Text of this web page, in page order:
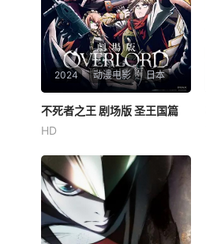
2024 动漫电影 日本
不死者之王 剧场版 圣王国篇
丸山くがねの人気ライトノベ
ルを原作とするテレビアニメ
「オーバーロード」シリーズ
の劇場版で、原作でも人気の
高い「聖王国編」のエピソー
ドをアニメ化。 &amp;nbsp;
不死者之王 剧场版 圣王国篇
HD